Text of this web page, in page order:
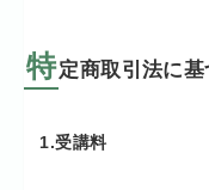
特定商取引法に
1.受講料